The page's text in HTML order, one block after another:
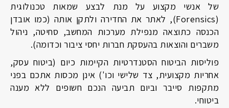
של אנשי מקצוע על מנת לבצע שמאות טכנולוגית
(
Forensics), לאתר את החדירה ולתקן אותה (כמו אובדן
הכנסה כתוצאה מנפילת מערכות המחשב, סחיטה, ניהול
משברים והוצאות בהעסקת חברות יחסי ציבור וכדומה).
פוליסות הביטוח הסטנדרטיות הקיימות כיום (ביטוח עסק,
אחריות מקצועית, צד שלישי וכו') אינן מכסות אתכם בפני
מתקפות סייבר וביום תביעה הנכם חשופים ללא מענה
ביטוחי.